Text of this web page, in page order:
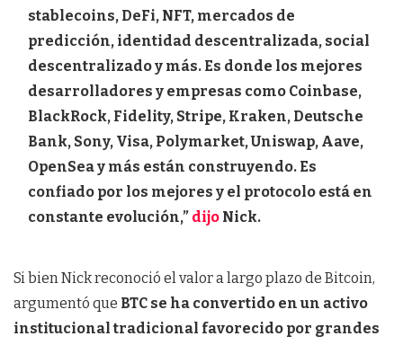
stablecoins, DeFi, NFT, mercados de
predicción, identidad descentralizada, social
descentralizado y más. Es donde los mejores
desarrolladores y empresas como Coinbase,
BlackRock, Fidelity, Stripe, Kraken, Deutsche
Bank, Sony, Visa, Polymarket, Uniswap, Aave,
OpenSea y más están construyendo. Es
confiado por los mejores y el protocolo está en
constante evolución,” dijo Nick.
Si bien Nick reconoció el valor a largo plazo de Bitcoin,
argumentó que BTC se ha convertido en un activo
institucional tradicional favorecido por grandes